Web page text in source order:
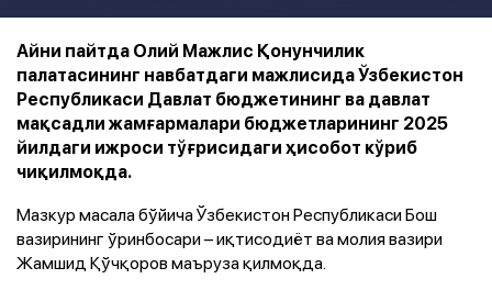
Айни пайтда Олий Мажлис Қонунчилик
палатасининг навбатдаги мажлисида Ўзбекистон
Республикаси Давлат бюджетининг ва давлат
мақсадли жамғармалари бюджетларининг 2025
йилдаги ижроси тўғрисидаги ҳисобот кўриб
чиқилмоқда.
Мазкур масала бўйича Ўзбекистон Республикаси Бош
вазирининг ўринбосари – иқтисодиёт ва молия вазири
Жамшид Қўчқоров маъруза қилмоқда.